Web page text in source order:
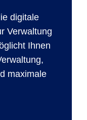
digitale
Verwaltung
Ihnen
maximale